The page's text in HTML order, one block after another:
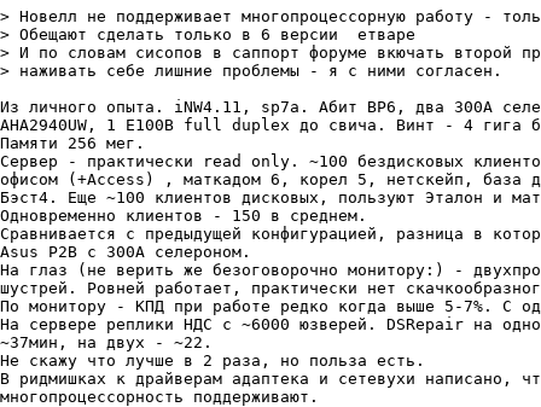
> Новелл не поддерживает многопроцессорную работу -
> Обещают сделать только в 6 версии  етваре
> И по словам сисопов в саппорт форуме вкючать второй
> наживать себе лишние проблемы - я с ними согласен.
Из личного опыта. iNW4.11, sp7a. Абит ВР6, два 300А
АНА2940UW, 1 Е100В full duplex до свича. Винт - 4 гига
Памяти 256 мег.
Сервер - практически read only. ~100 бездисковых
офисом (+Access) , маткадом 6, корел 5, нетскейп, база
Бэст4. Еще ~100 клиентов дисковых, пользуют Эталон и
Одновременно клиентов - 150 в среднем.
Сравнивается с предыдущей конфигурацией, разница в
Asus P2B с 300А селероном.
На глаз (не верить же безоговорочно монитору:) -
шустрей. Ровней работает, практически нет
По монитору - КПД при работе редко когда выше 5-7%. С
На сервере реплики НДС с ~6000 юзверей. DSRepair на
~37мин, на двух - ~22.
Не скажу что лучше в 2 раза, но польза есть.
В ридмишках к драйверам адаптека и сетевухи написано,
многопроцессорность поддерживают.